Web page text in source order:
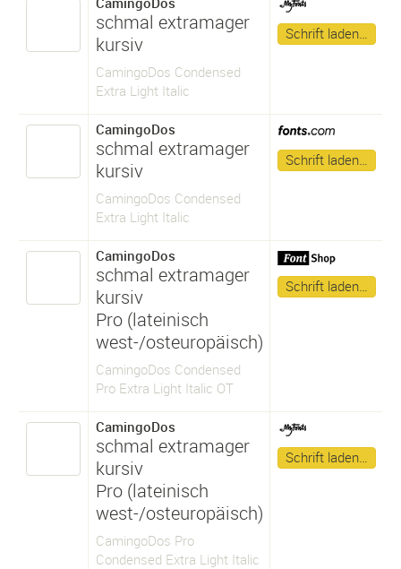
schmal extramager
kursiv
CamingoDos Condensed
Extra Light Italic
Schrift laden…
CamingoDos
schmal extramager
kursiv
CamingoDos Condensed
Extra Light Italic
Schrift laden…
CamingoDos
schmal extramager
kursiv
Pro (lateinisch
west-/osteuropäisch)
CamingoDos Condensed
Pro Extra Light Italic OT
Schrift laden…
CamingoDos
schmal extramager
kursiv
Pro (lateinisch
west-/osteuropäisch)
CamingoDos Pro
Condensed Extra Light Italic
Schrift laden…